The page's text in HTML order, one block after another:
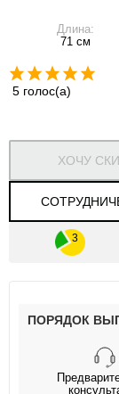
Длина:
71 см
5 голос(а)
ХОЧУ
ПОРЯДОК